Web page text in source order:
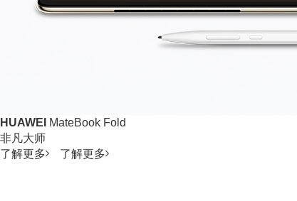
HUAWEI
MateBook Fold
非凡大师
了解更多
了解更多